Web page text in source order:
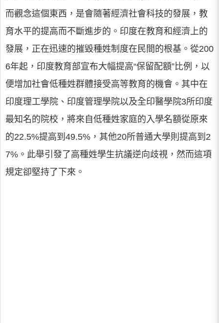
而觀念這個東西，是會隨著經濟社會科技的發展，教
育水平的提高而不斷進步的。印度在教育和經濟上的
發展，正在迅速的摧毀種姓制度在民間的根基。從200
6年起，印度教育部宣布大幅提高“保留配額”比例，以
便增加社會低種姓群體接受高等教育的機會。其中在
印度理工學院、印度管理學院以及全印醫學院3所印度
最知名的院校，將來自低種姓家庭的入學名額從原來
的22.5%提高到49.5%，其他20所普通大學則提高到2
7%。此舉引發了高種姓學生抗議逆向歧視，然而這項
規定卻堅持了下來。